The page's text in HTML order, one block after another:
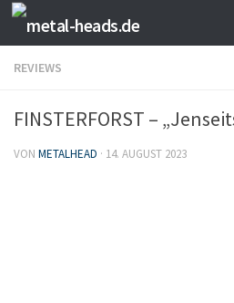
Zum Inhalt springen
REVIEWS
FINSTERFORST –
VON METALHEAD · 14. AUGUST 2023